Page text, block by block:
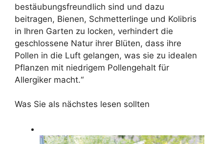
bestäubungsfreundlich sind und dazu
beitragen, Bienen, Schmetterlinge und Kolibris
in Ihren Garten zu locken, verhindert die
geschlossene Natur ihrer Blüten, dass ihre
Pollen in die Luft gelangen, was sie zu idealen
Pflanzen mit niedrigem Pollengehalt für
Allergiker macht.“
Was Sie als nächstes lesen sollten